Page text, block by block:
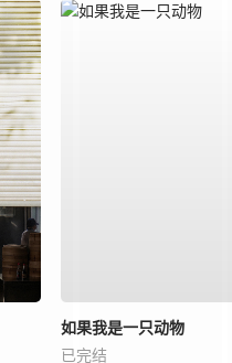
如果我是一只动物
已完结